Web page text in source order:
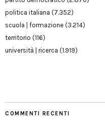
politica italiana (7.352)
scuola | formazione (3.214)
territorio (116)
università | ricerca (1.919)
COMMENTI RECENTI